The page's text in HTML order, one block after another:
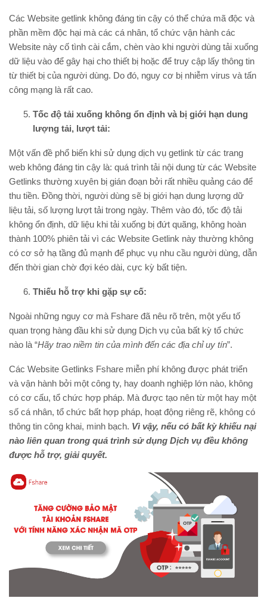
Các Website getlink không đáng tin cậy có thể chứa mã độc và
phần mềm độc hại mà các cá nhân, tổ chức vận hành các
Website này cố tình cài cắm, chèn vào khi người dùng tải xuống
dữ liệu vào để gây hại cho thiết bị hoặc để truy cập lấy thông tin
từ thiết bị của người dùng. Do đó, nguy cơ bị nhiễm virus và tấn
công mạng là rất cao.
Tốc độ tải xuống không ổn định và bị giới hạn dung
lượng tải, lượt tải:
Một vấn đề phổ biến khi sử dụng dịch vụ getlink từ các trang
web không đáng tin cậy là: quá trình tải nội dung từ các Website
Getlinks thường xuyên bị gián đoạn bởi rất nhiều quảng cáo để
thu tiền. Đồng thời, người dùng sẽ bị giới hạn dung lượng dữ
liệu tải, số lượng lượt tải trong ngày. Thêm vào đó, tốc độ tải
không ổn định, dữ liệu khi tải xuống bị đứt quãng, không hoàn
thành 100% phiên tải vì các Website Getlink này thường không
có cơ sở hạ tầng đủ mạnh để phục vụ nhu cầu người dùng, dẫn
đến thời gian chờ đợi kéo dài, cực kỳ bất tiện.
Thiếu hỗ trợ khi gặp sự cố:
Ngoài những nguy cơ mà Fshare đã nêu rõ trên, một yếu tố
quan trọng hàng đầu khi sử dụng Dịch vụ của bất kỳ tổ chức
nào là “Hãy trao niềm tin của mình đến các địa chỉ uy tín”.
Các Website Getlinks Fshare miễn phí không được phát triển
và vận hành bởi một công ty, hay doanh nghiệp lớn nào, không
có cơ cấu, tổ chức hợp pháp. Mà được tạo nên từ một hay một
số cá nhân, tổ chức bất hợp pháp, hoạt động riêng rẽ, không có
thông tin công khai, minh bạch. Vì vậy, nếu có bất kỳ khiếu nại
nào liên quan trong quá trình sử dụng Dịch vụ đều không
được hỗ trợ, giải quyết.